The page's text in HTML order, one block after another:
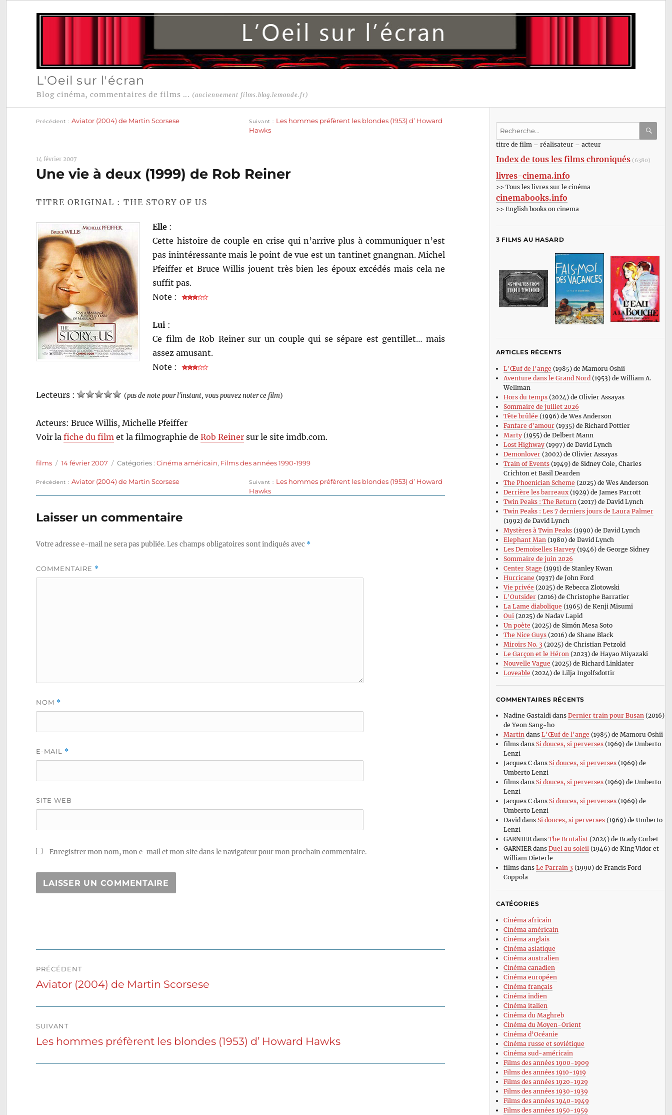
L'Oeil sur l'écran
Blog cinéma, commentaires de films ... (anciennement films.blog.lemonde.fr)
Navigation
Précédent Aviator (2004) de Martin Scorsese Suivant
Les hommes préfèrent les blondes (1953) d’ Howard
Hawks
14 février 2007
Une vie à deux (1999) de Rob Reiner
TITRE ORIGINAL : THE STORY OF US
Elle :
Cette histoire de couple en crise qui n’arrive plus à communiquer n’est
pas inintéressante mais le point de vue est un tantinet gnangnan. Michel
Pfeiffer et Bruce Willis jouent très bien les époux excédés mais cela ne
suffit pas.
Note :
Lui :
Ce film de Rob Reiner sur un couple qui se sépare est gentillet… mais
assez amusant.
Note :
Lecteurs : (pas de note pour l'instant, vous pouvez noter ce film)
Acteurs: Bruce Willis, Michelle Pfeiffer
Voir lafiche du film et la filmographie deRob Reiner sur le site imdb.com.
Auteur
films
Publié
14 février 2007 Catégories
Catégories :Cinéma américain, Films des années 1990-1999
Navigation
Précédent
Publication
Aviator (2004) de Martin Scorsese Suivant
Publication
Les hommes préfèrent les blondes (1953) d’ Howard
Hawks
Laisser un commentaire
Votre adresse e-mail ne sera pas publiée.Les champs obligatoires sont indiqués avec *
COMMENTAIRE *
NOM *
E-MAIL *
SITE WEB
Enregistrer mon nom, mon e-mail et mon site dans le navigateur pour mon prochain commentaire.
de
PRÉCÉDENT
Publication
Aviator (2004) de Martin Scorsese
SUIVANT
Publication
Les hommes préfèrent les blondes (1953) d’ Howard Hawks
Recherche
:titre de film – réalisateur – acteur
Index de tous les films chroniqués (6380)
livres-cinema.info
>> Tous les livres sur le cinéma
cinemabooks.info
>> English books on cinema
3 FILMS AU HASARD
ARTICLES RÉCENTS
L’Œuf de l’ange (1985) de Mamoru Oshii
Aventure dans le Grand Nord(1953) de William A.
Wellman
Hors du temps(2024) de Olivier Assayas
Sommaire de juillet 2026
Tête brûlée (1996) de Wes Anderson
Fanfare d’amour(1935) de Richard Pottier
Marty(1955) de Delbert Mann
Lost Highway(1997) de David Lynch
Demonlover(2002) de Olivier Assayas
Train of Events(1949) de Sidney Cole, Charles
Crichton et Basil Dearden
The Phoenician Scheme (2025) de Wes Anderson
Derrière les barreaux(1929) de James Parrott
Twin Peaks : The Return (2017) de David Lynch
Twin Peaks : Les 7 derniers jours de Laura Palmer
(1992) de David Lynch
Mystères à Twin Peaks(1990) de David Lynch
Elephant Man (1980) de David Lynch
Les Demoiselles Harvey(1946) de George Sidney
Sommaire de juin 2026
Center Stage (1991) de Stanley Kwan
Hurricane (1937) de John Ford
Vie privée (2025) de Rebecca Zlotowski
L’Outsider(2016) de Christophe Barratier
La Lame diabolique (1965) de Kenji Misumi
Oui (2025) de Nadav Lapid
Un poète (2025) de Simón Mesa Soto
The Nice Guys(2016) de Shane Black
Miroirs No. 3 (2025) de Christian Petzold
Le Garçon et le Héron (2023) de Hayao Miyazaki
Nouvelle Vague (2025) de Richard Linklater
Loveable (2024) de Lilja Ingolfsdottir
COMMENTAIRES RÉCENTS
Nadine Gastaldidans Dernier train pour Busan(2016)
de Yeon Sang-ho
Martindans L’Œuf de l’ange (1985) de Mamoru Oshii
filmsdans Si douces, si perverses(1969) de Umberto
Lenzi
Jacques Cdans Si douces, si perverses(1969) de
Umberto Lenzi
filmsdans Si douces, si perverses(1969) de Umberto
Lenzi
Jacques Cdans Si douces, si perverses(1969) de
Umberto Lenzi
Daviddans Si douces, si perverses(1969) de Umberto
Lenzi
GARNIERdans The Brutalist(2024) de Brady Corbet
GARNIERdans Duel au soleil(1946) de King Vidor et
William Dieterle
filmsdans Le Parrain 3 (1990) de Francis Ford
Coppola
CATÉGORIES
Cinéma africain
Cinéma américain
Cinéma anglais
Cinéma asiatique
Cinéma australien
Cinéma canadien
Cinéma européen
Cinéma français
Cinéma indien
Cinéma italien
Cinéma du Maghreb
Cinéma du Moyen-Orient
Cinéma d’Océanie
Cinéma russe et soviétique
Cinéma sud-américain
Films des années 1900-1909
Films des années 1910-1919
Films des années 1920-1929
Films des années 1930-1939
Films des années 1940-1949
Films des années 1950-1959